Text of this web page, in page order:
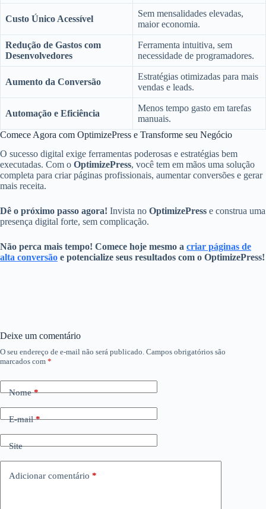
Custo Único Acessível
Sem mensalidades elevadas,
maior economia.
Redução de Gastos com
Desenvolvedores
Ferramenta intuitiva, sem
necessidade de programadores.
Aumento da Conversão
Estratégias otimizadas para mais
vendas e leads.
Automação e Eficiência
Menos tempo gasto em tarefas
manuais.
Comece Agora com OptimizePress e Transforme seu Negócio
O sucesso digital exige ferramentas poderosas e estratégias bem
executadas. Com o OptimizePress, você tem em mãos uma solução
completa para criar páginas profissionais, aumentar conversões e gerar
mais receita.
Dê o próximo passo agora! Invista no OptimizePress e construa uma
presença digital forte, sem complicação.
Não perca mais tempo! Comece hoje mesmo a criar páginas de
alta conversão e potencialize seus resultados com o OptimizePress!
Deixe um comentário
O seu endereço de e-mail não será publicado. Campos obrigatórios são
marcados com *
Nome*
E-mail*
Site
Adicionar comentário *